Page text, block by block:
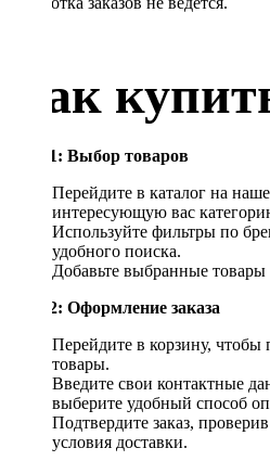
Как
Шаг 1: Выбор товаров
Перейдите в каталог на
интересующую вас
Используйте фильтры по
удобного поиска.
Добавьте выбранные товары
Шаг 2: Оформление заказа
Перейдите в корзину,
товары.
Введите свои контактные
выберите удобный способ
Подтвердите заказ,
условия доставки.